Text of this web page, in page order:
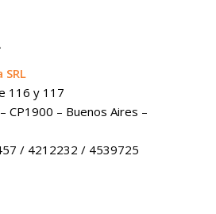
116 y 117
CP1900 – Buenos Aires –
/ 4212232 / 4539725